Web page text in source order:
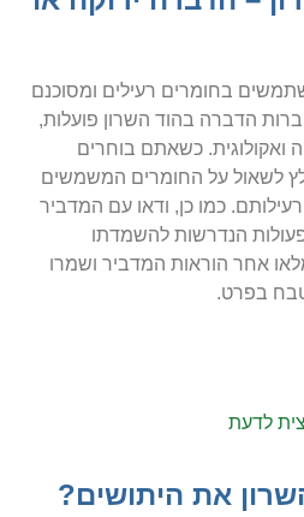
בחומרים רעילים ומסוכנם
הדברה בהוד השרון פועלות,
ואקולוגית. כשאתם בוחרים
לשאול על החומרים המשמשים
כמו כן, ודאו עם המדביר
הנדרשות להשמדתו
אחר הוראות המדביר ושמרו
בפרט.
לדעת
את היתושים?